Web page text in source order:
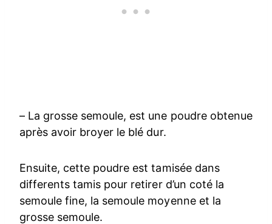
– La grosse semoule, est une poudre obtenue
après avoir broyer le blé dur.
Ensuite, cette poudre est tamisée dans
differents tamis pour retirer d’un coté la
semoule fine, la semoule moyenne et la
grosse semoule.